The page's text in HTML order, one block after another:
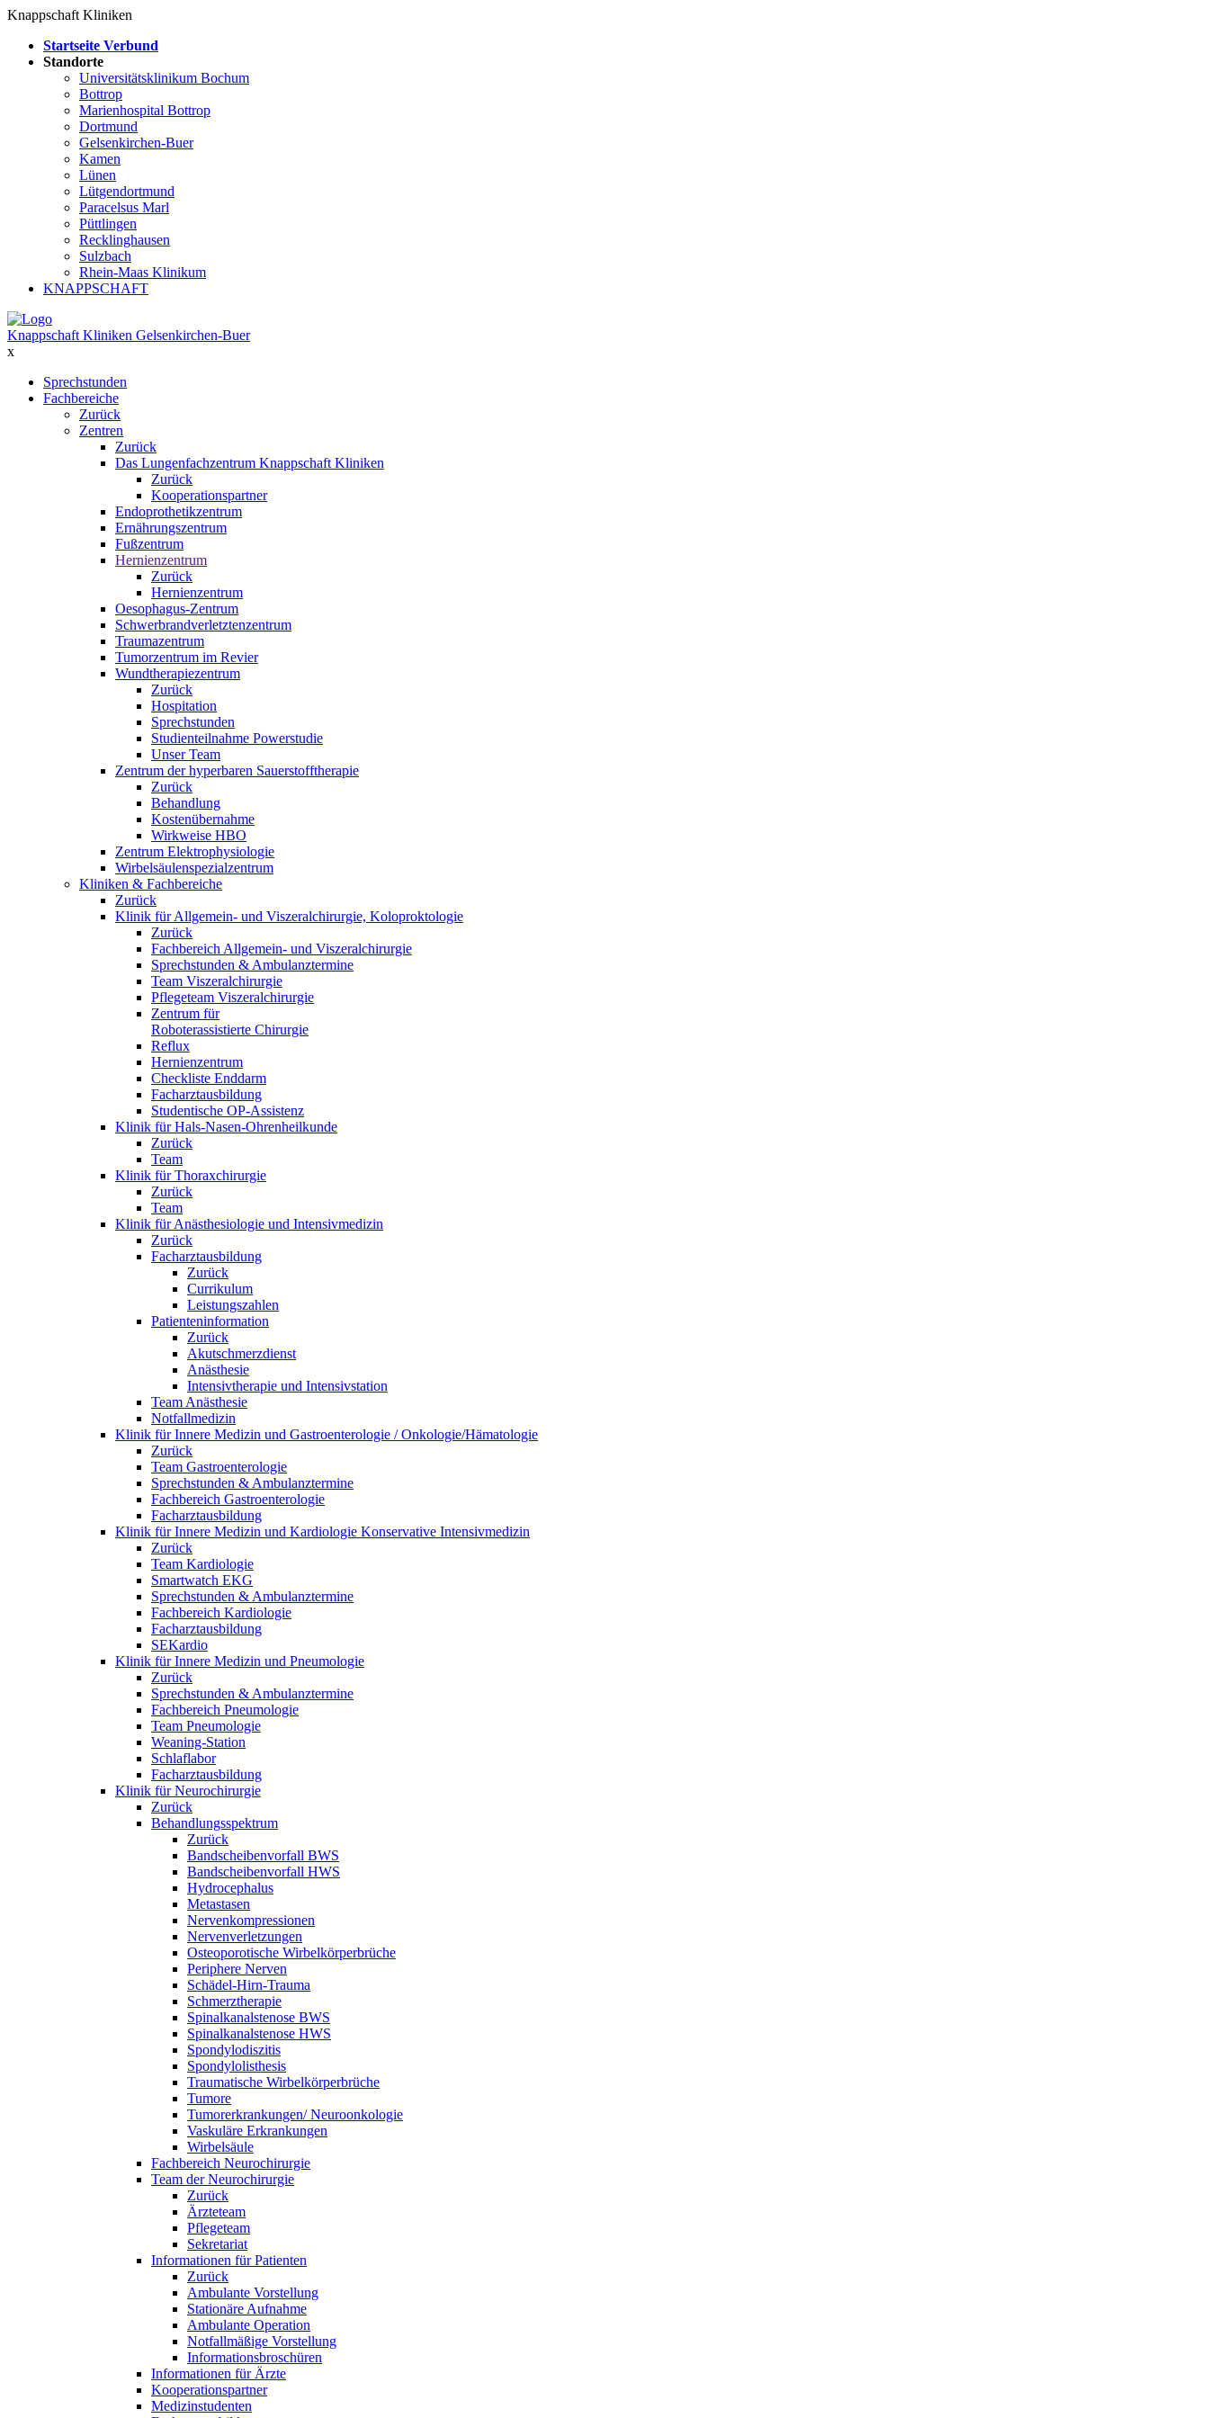
Knappschaft Kliniken
Startseite Verbund
Standorte
Universitätsklinikum Bochum
Bottrop
Marienhospital Bottrop
Dortmund
Gelsenkirchen-Buer
Kamen
Lünen
Lütgendortmund
Paracelsus Marl
Püttlingen
Recklinghausen
Sulzbach
Rhein-Maas Klinikum
KNAPPSCHAFT
Knappschaft Kliniken Gelsenkirchen-Buer
x
Sprechstunden
Fachbereiche
Zurück
Zentren
Zurück
Das Lungenfachzentrum Knappschaft Kliniken
Zurück
Kooperationspartner
Endoprothetikzentrum
Ernährungszentrum
Fußzentrum
Hernienzentrum
Zurück
Hernienzentrum
Oesophagus-Zentrum
Schwerbrandverletztenzentrum
Traumazentrum
Tumorzentrum im Revier
Wundtherapiezentrum
Zurück
Hospitation
Sprechstunden
Studienteilnahme Powerstudie
Unser Team
Zentrum der hyperbaren Sauerstofftherapie
Zurück
Behandlung
Kostenübernahme
Wirkweise HBO
Zentrum Elektrophysiologie
Wirbelsäulenspezialzentrum
Kliniken & Fachbereiche
Zurück
Klinik für Allgemein- und Viszeralchirurgie, Koloproktologie
Zurück
Fachbereich Allgemein- und Viszeralchirurgie
Sprechstunden & Ambulanztermine
Team Viszeralchirurgie
Pflegeteam Viszeralchirurgie
Zentrum für
Roboterassistierte Chirurgie
Reflux
Hernienzentrum
Checkliste Enddarm
Facharztausbildung
Studentische OP-Assistenz
Klinik für Hals-Nasen-Ohrenheilkunde
Zurück
Team
Klinik für Thoraxchirurgie
Zurück
Team
Klinik für Anästhesiologie und Intensivmedizin
Zurück
Facharztausbildung
Zurück
Currikulum
Leistungszahlen
Patienteninformation
Zurück
Akutschmerzdienst
Anästhesie
Intensivtherapie und Intensivstation
Team Anästhesie
Notfallmedizin
Klinik für Innere Medizin und Gastroenterologie / Onkologie/Hämatologie
Zurück
Team Gastroenterologie
Sprechstunden & Ambulanztermine
Fachbereich Gastroenterologie
Facharztausbildung
Klinik für Innere Medizin und Kardiologie Konservative Intensivmedizin
Zurück
Team Kardiologie
Smartwatch EKG
Sprechstunden & Ambulanztermine
Fachbereich Kardiologie
Facharztausbildung
SEKardio
Klinik für Innere Medizin und Pneumologie
Zurück
Sprechstunden & Ambulanztermine
Fachbereich Pneumologie
Team Pneumologie
Weaning-Station
Schlaflabor
Facharztausbildung
Klinik für Neurochirurgie
Zurück
Behandlungsspektrum
Zurück
Bandscheibenvorfall BWS
Bandscheibenvorfall HWS
Hydrocephalus
Metastasen
Nervenkompressionen
Nervenverletzungen
Osteoporotische Wirbelkörperbrüche
Periphere Nerven
Schädel-Hirn-Trauma
Schmerztherapie
Spinalkanalstenose BWS
Spinalkanalstenose HWS
Spondylodiszitis
Spondylolisthesis
Traumatische Wirbelkörperbrüche
Tumore
Tumorerkrankungen/ Neuroonkologie
Vaskuläre Erkrankungen
Wirbelsäule
Fachbereich Neurochirurgie
Team der Neurochirurgie
Zurück
Ärzteteam
Pflegeteam
Sekretariat
Informationen für Patienten
Zurück
Ambulante Vorstellung
Stationäre Aufnahme
Ambulante Operation
Notfallmäßige Vorstellung
Informationsbroschüren
Informationen für Ärzte
Kooperationspartner
Medizinstudenten